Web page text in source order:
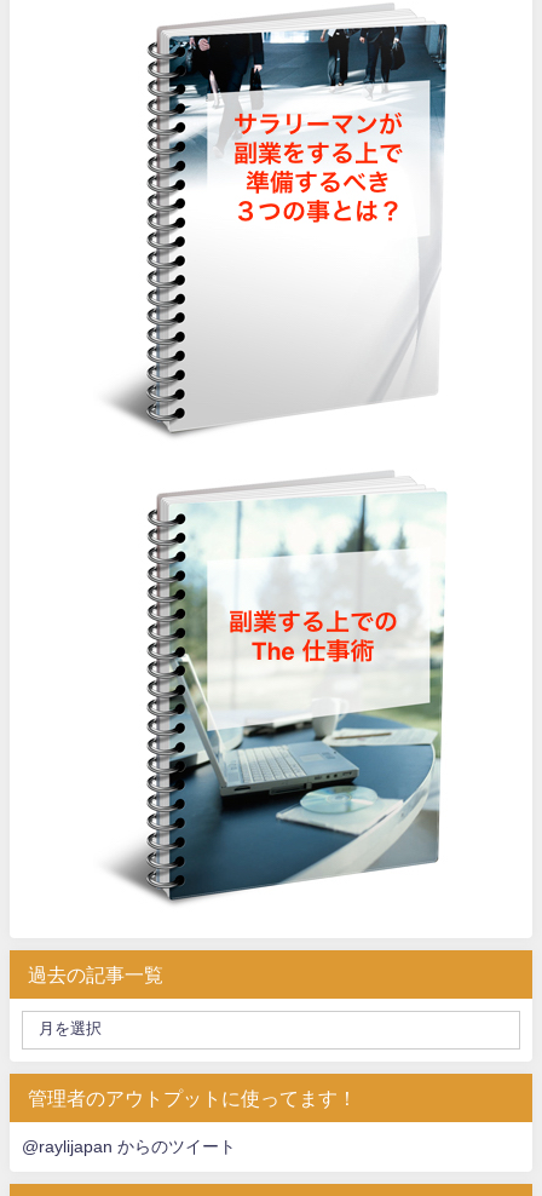
過去の記事一覧
管理者のアウトプットに使ってます！
@raylijapan からのツイート